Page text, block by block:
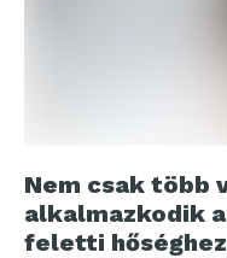
Nem csak több
alkalmazkodik
feletti hőséghez